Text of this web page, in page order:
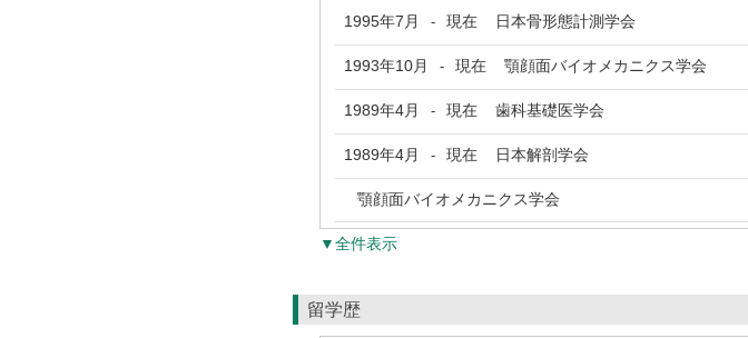
1995年7月 - 現在 日本骨形態計測学会
1993年10月 - 現在 顎顔面バイオメカニクス学会
1989年4月 - 現在 歯科基礎医学会
1989年4月 - 現在 日本解剖学会
顎顔面バイオメカニクス学会
▼全件表示
留学歴